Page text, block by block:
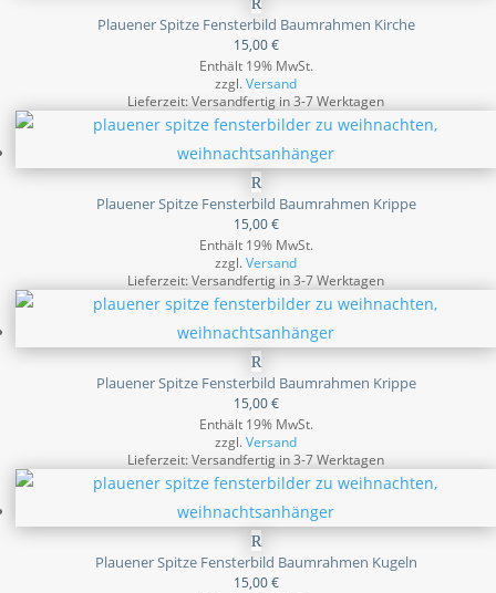
Plauener Spitze Fensterbild Baumrahmen Kirche
15,00€
Enthält 19% MwSt.
zzgl.Versand
Lieferzeit: Versandfertig in 3-7 Werktagen
Plauener Spitze Fensterbild Baumrahmen Krippe
15,00€
Enthält 19% MwSt.
zzgl.Versand
Lieferzeit: Versandfertig in 3-7 Werktagen
Plauener Spitze Fensterbild Baumrahmen Krippe
15,00€
Enthält 19% MwSt.
zzgl.Versand
Lieferzeit: Versandfertig in 3-7 Werktagen
Plauener Spitze Fensterbild Baumrahmen Kugeln
15,00€